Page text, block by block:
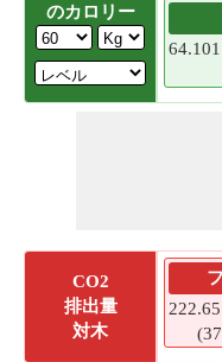
のカロリー
CO2
排出量
対木